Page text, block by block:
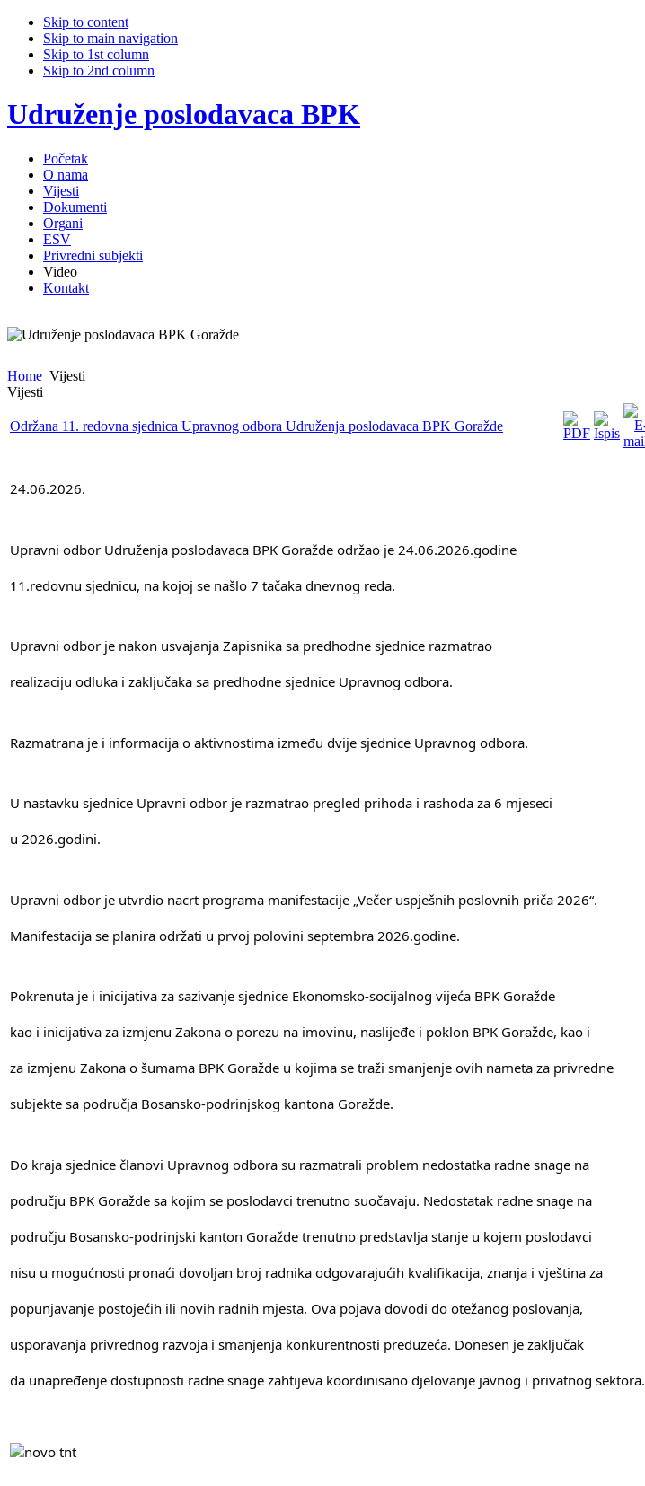
Skip to content
Skip to main navigation
Skip to 1st column
Skip to 2nd column
Udruženje poslodavaca BPK
Početak
O nama
Vijesti
Dokumenti
Organi
ESV
Privredni subjekti
Video
Kontakt
Home Vijesti
Vijesti
Održana 11. redovna sjednica Upravnog odbora Udruženja poslodavaca BPK Goražde
24.06.2026.
Upravni odbor Udruženja poslodavaca BPK Goražde održao je 24.06.2026.godine
11.redovnu sjednicu, na kojoj se našlo 7 tačaka dnevnog reda.
Upravni odbor je nakon usvajanja Zapisnika sa predhodne sjednice razmatrao
realizaciju odluka i zaključaka sa predhodne sjednice Upravnog odbora.
Razmatrana je i informacija o aktivnostima između dvije sjednice Upravnog odbora.
U nastavku sjednice Upravni odbor je razmatrao pregled prihoda i rashoda za 6 mjeseci
u 2026.godini.
Upravni odbor je utvrdio nacrt programa manifestacije „Večer uspješnih poslovnih priča 2026“.
Manifestacija se planira održati u prvoj polovini septembra 2026.godine.
Pokrenuta je i inicijativa za sazivanje sjednice Ekonomsko-socijalnog vijeća BPK Goražde
kao i inicijativa za izmjenu Zakona o porezu na imovinu, naslijeđe i poklon BPK Goražde, kao i
za izmjenu Zakona o šumama BPK Goražde u kojima se traži smanjenje ovih nameta za privredne
subjekte sa područja Bosansko-podrinjskog kantona Goražde.
Do kraja sjednice članovi Upravnog odbora su razmatrali problem nedostatka radne snage na
području BPK Goražde sa kojim se poslodavci trenutno suočavaju. Nedostatak radne snage na
području Bosansko-podrinjski kanton Goražde trenutno predstavlja stanje u kojem poslodavci
nisu u mogućnosti pronaći dovoljan broj radnika odgovarajućih kvalifikacija, znanja i vještina za
popunjavanje postojećih ili novih radnih mjesta. Ova pojava dovodi do otežanog poslovanja,
usporavanja privrednog razvoja i smanjenja konkurentnosti preduzeća. Donesen je zaključak
da unapređenje dostupnosti radne snage zahtijeva koordinisano djelovanje javnog i privatnog sektora.